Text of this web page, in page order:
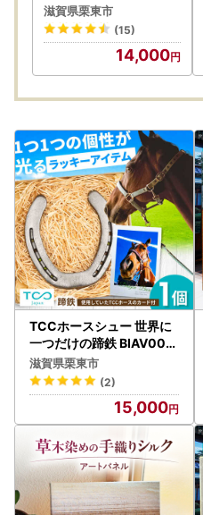
002 ラーメン 防災 防災
グッズ
滋賀県栗東市
(15)
14,000
TCCホースシュー 世界に
一つだけの蹄鉄 BIAV003
競馬 競馬グッズ
滋賀県栗東市
(2)
15,000